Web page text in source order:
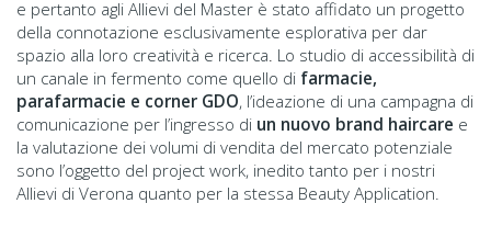
e pertanto agli Allievi del Master è stato affidato un progetto
della connotazione esclusivamente esplorativa per dar
spazio alla loro creatività e ricerca Lo studio di accessibilità di
un canale in fermento come quello di farmacie,
parafarmacie e corner GDO, l’ideazione di una campagna di
comunicazione per l’ingresso di un nuovo brand haircare e
la valutazione dei volumi di vendita del mercato potenziale
sono l’oggetto del project work, inedito tanto per i nostri
Allievi di Verona quanto per la stessa Beauty Application.